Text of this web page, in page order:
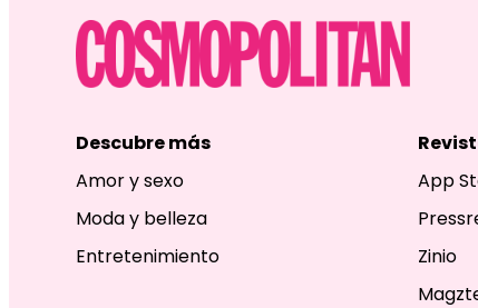
Descubre más
Amor y sexo
Moda y belleza
Entretenimiento
App
Zinio